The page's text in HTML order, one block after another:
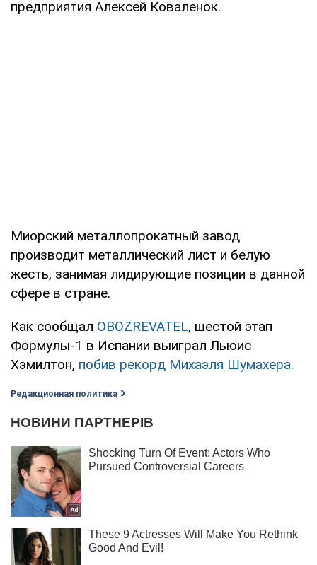
предприятия Алексей Коваленок.
Миорский металлопрокатный завод
производит металлический лист и белую
жесть, занимая лидирующие позиции в данной
сфере в стране.
Как сообщал OBOZREVATEL, шестой этап
Формулы-1 в Испании выиграл Льюис
Хэмилтон, побив рекорд Михаэля Шумахера.
Редакционная политика